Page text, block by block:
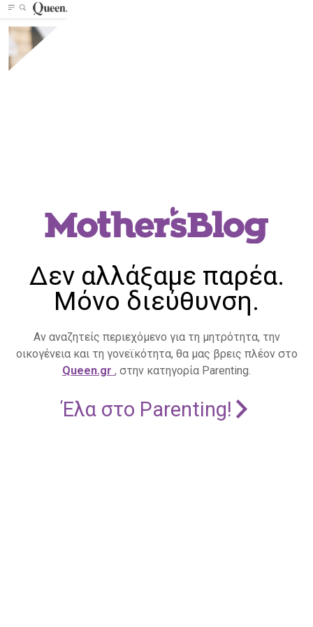
Δεν αλλάξαμε παρέα.
Μόνο διεύθυνση.
Αν αναζητείς περιεχόμενο για τη μητρότητα, την
οικογένεια και τη γονεϊκότητα, θα μας βρεις πλέον στο
Queen.gr , στην κατηγορία Parenting.
Έλα στο Parenting!